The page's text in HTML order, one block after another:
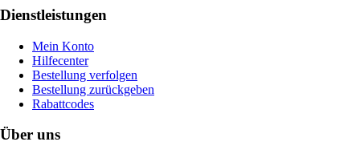
Dienstleistungen
Mein Konto
Hilfecenter
Bestellung verfolgen
Bestellung zurückgeben
Rabattcodes
Über uns